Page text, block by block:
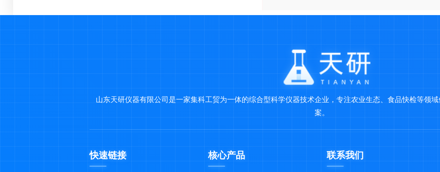
山东天研仪器有限公司是一家集科工贸为一体的综合型科学仪器技术企业，专注农业生态、食品快检等领
案。
快速链接 核心产品 联系我们